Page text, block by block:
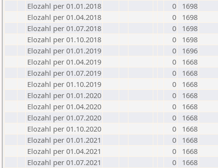
Elozahl per 01.01.2018
0
1698
Elozahl per 01.04.2018
0
1698
Elozahl per 01.07.2018
0
1698
Elozahl per 01.10.2018
0
1698
Elozahl per 01.01.2019
0
1696
Elozahl per 01.04.2019
0
1668
Elozahl per 01.07.2019
0
1668
Elozahl per 01.10.2019
0
1668
Elozahl per 01.01.2020
0
1668
Elozahl per 01.04.2020
0
1668
Elozahl per 01.07.2020
0
1668
Elozahl per 01.10.2020
0
1668
Elozahl per 01.01.2021
0
1668
Elozahl per 01.04.2021
0
1668
Elozahl per 01.07.2021
0
1668